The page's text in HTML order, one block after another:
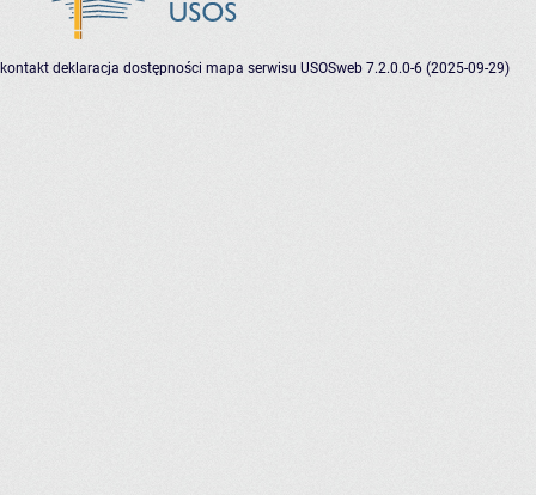
kontakt deklaracja dostępności mapa serwisu USOSweb 7.2.0.0-6 (2025-09-29)